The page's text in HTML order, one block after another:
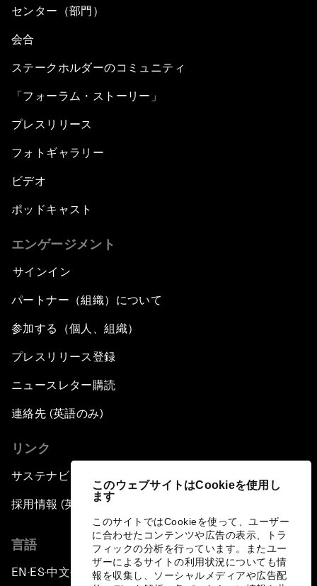
このウェブサイトはCookieを使用し
ます
このサイトではCookieを使って、ユーザー
に合わせたコンテンツや広告の表示、トラ
フィックの分析を行っています。またユー
ザーによるサイトの利用状況についても情
報を収集し、ソーシャルメディアや広告配
センター（部門）
会合
ステークホルダーのコミュニティ
「フォーラム・ストーリー」
プレスリリース
フォトギャラリー
ビデオ
ポッドキャスト
エンゲージメント
サインイン
パートナー（組織）について
参加する（個人、組織）
プレスリリース登録
ニュースレター購読
連絡先 (英語のみ)
リンク
サステナビリティへの取り組み
採用情報 (英語のみ)
言語
EN ▪ES▪中文▪ 日本語